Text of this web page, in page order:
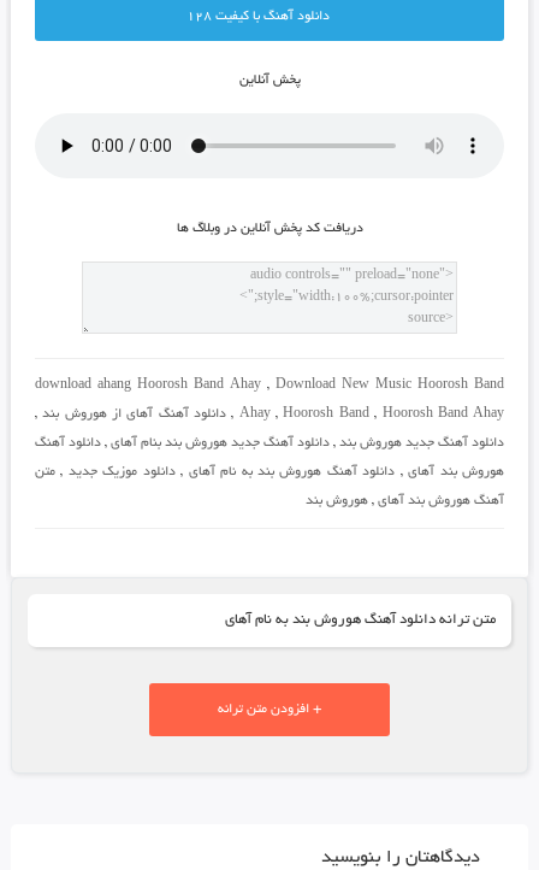
دانلود آهنگ با کيفيت 128
پخش آنلاين
دريافت کد پخش آنلاين در وبلاگ ها
download ahang Hoorosh Band Ahay ,Download New Music Hoorosh Band
Ahay,Hoorosh Band, Hoorosh Band Ahay
, دانلود آهنگ آهای از هوروش بند,
دانلود آهنگ جدید هوروش بند, دانلود آهنگ جدید هوروش بند بنام آهای ,دانلود آهنگ
هوروش بند آهای, دانلود آهنگ هوروش بند به نام آهای ,دانلود موزیک جدید ,متن
آهنگ هوروش بند آهای, هوروش بند
متن ترانه دانلود آهنگ هوروش بند به نام آهای
+ افزودن متن ترانه
دیدگاهتان را بنویسید